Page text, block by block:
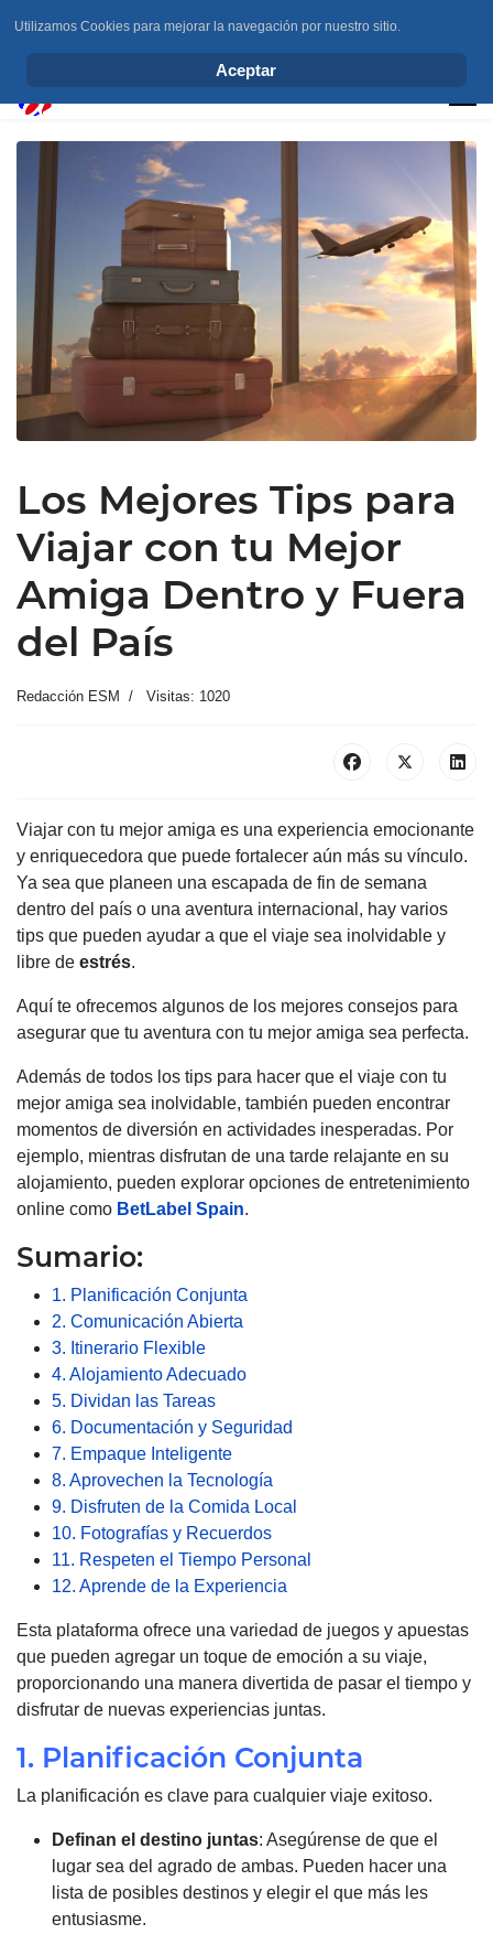
Los Mejores Tips para
Viajar con tu Mejor
Amiga Dentro y Fuera
del País
Redacción ESM Visitas: 1020
Viajar con tu mejor amiga es una experiencia emocionante
y enriquecedora que puede fortalecer aún más su vínculo.
Ya sea que planeen una escapada de fin de semana
dentro del país o una aventura internacional, hay varios
tips que pueden ayudar a que el viaje sea inolvidable y
libre de estrés.
Aquí te ofrecemos algunos de los mejores consejos para
asegurar que tu aventura con tu mejor amiga sea perfecta.
Además de todos los tips para hacer que el viaje con tu
mejor amiga sea inolvidable, también pueden encontrar
momentos de diversión en actividades inesperadas. Por
ejemplo, mientras disfrutan de una tarde relajante en su
alojamiento, pueden explorar opciones de entretenimiento
online como BetLabel Spain.
Sumario:
1. Planificación Conjunta
2. Comunicación Abierta
3. Itinerario Flexible
4. Alojamiento Adecuado
5. Dividan las Tareas
6. Documentación y Seguridad
7. Empaque Inteligente
8. Aprovechen la Tecnología
9. Disfruten de la Comida Local
10. Fotografías y Recuerdos
11. Respeten el Tiempo Personal
12. Aprende de la Experiencia
Esta plataforma ofrece una variedad de juegos y apuestas
que pueden agregar un toque de emoción a su viaje,
proporcionando una manera divertida de pasar el tiempo y
disfrutar de nuevas experiencias juntas.
1. Planificación Conjunta
La planificación es clave para cualquier viaje exitoso.
Definan el destino juntas: Asegúrense de que el
lugar sea del agrado de ambas. Pueden hacer una
lista de posibles destinos y elegir el que más les
entusiasme.
Utilizamos Cookies para mejorar la navegación por nuestro sitio.
Aceptar